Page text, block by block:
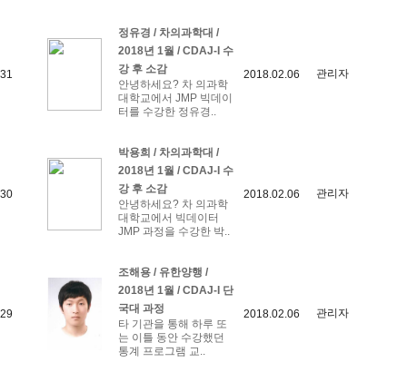
31
정유경 / 차의과학대 /
2018년 1월 / CDAJ-I 수
강 후 소감
안녕하세요? 차 의과학
대학교에서 JMP 빅데이
터를 수강한 정유경..
2018.02.06 관리자
30
박용희 / 차의과학대 /
2018년 1월 / CDAJ-I 수
강 후 소감
안녕하세요? 차 의과학
대학교에서 빅데이터
JMP 과정을 수강한 박..
2018.02.06 관리자
29
조해용 / 유한양행 /
2018년 1월 / CDAJ-I 단
국대 과정
타 기관을 통해 하루 또
는 이틀 동안 수강했던
통계 프로그램 교..
2018.02.06 관리자